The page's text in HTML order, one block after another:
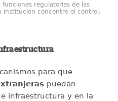
regulatorias de las
institución concentre el control.
para que
puedan
infraestructura y en la